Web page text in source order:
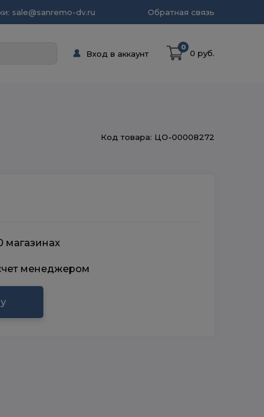
sale@sanremo-dv.ru Обратная связь
Вход в аккаунт
0
0 руб.
Код товара: ЦО-00008272
магазинах
менеджером